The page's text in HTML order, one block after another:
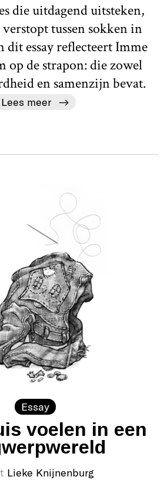
die uitdagend uitsteken,
tussen sokken in
dit essay reflecteert Imme
op de strapon: die zowel
en samenzijn bevat.
Lees meer
Essay
voelen in een
Lieke Knijnenburg